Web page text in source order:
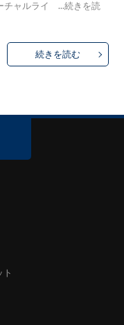
チャルライ ...続きを読
続きを読む